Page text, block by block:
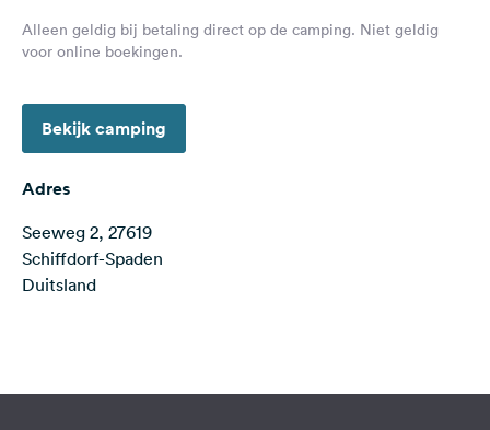
Taal:
Volg
op
media
Facebook
Alleen geldig bij betaling direct op de camping. Niet geldig
voor online boekingen.
Bekijk camping
Adres
Seeweg 2, 27619
Schiffdorf-Spaden
Duitsland